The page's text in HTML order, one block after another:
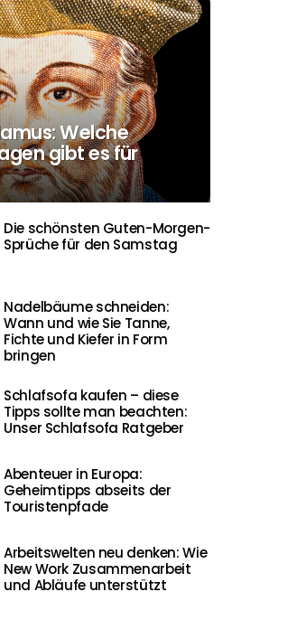
Welche
gibt es für
Die schönsten Guten-Morgen-
Sprüche für den Samstag
Nadelbäume schneiden:
Wann und wie Sie Tanne,
Fichte und Kiefer in Form
bringen
Schlafsofa kaufen – diese
Tipps sollte man beachten:
Unser Schlafsofa Ratgeber
Abenteuer in Europa:
Geheimtipps abseits der
Touristenpfade
Arbeitswelten neu denken: Wie
New Work Zusammenarbeit
und Abläufe unterstützt